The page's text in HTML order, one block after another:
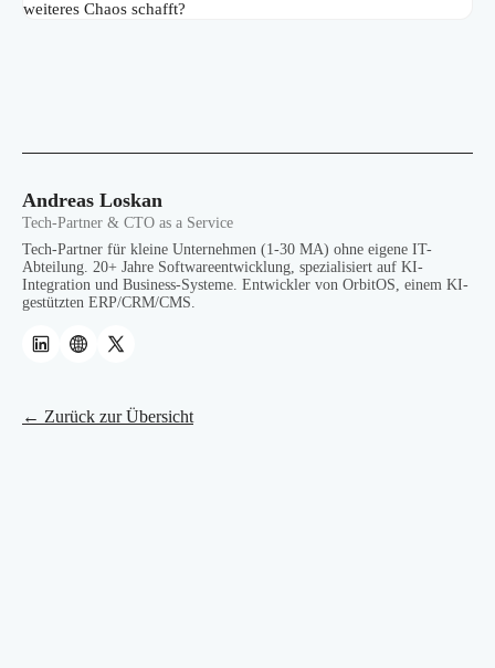
weiteres Chaos schafft?
Andreas Loskan
Tech-Partner & CTO as a Service
Tech-Partner für kleine Unternehmen (1-30 MA) ohne eigene IT-
Abteilung. 20+ Jahre Softwareentwicklung, spezialisiert auf KI-
Integration und Business-Systeme. Entwickler von OrbitOS, einem KI-
gestützten ERP/CRM/CMS.
← Zurück zur Übersicht